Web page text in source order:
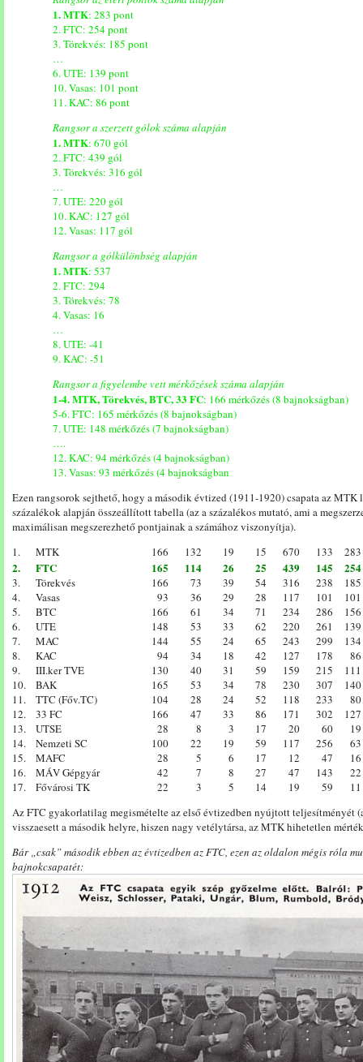
1. MTK: 283 pont
2. FTC: 254 pont
3. Törekvés: 185 pont
…
6. UTE: 139 pont
10. Vasas: 101 pont
11. KAC: 86 pont
Rangsor a szerzett gólok száma alapján
1. MTK: 670 gól
2. FTC: 439 gól
3. Törekvés: 316 gól
…
7. UTE: 220 gól
10. KAC: 127 gól
12. Vasas: 117 gól
Rangsor a gólkülönbség alapján
1. MTK: 537
2. FTC: 294
3. Törekvés: 78
4. Vasas: 16
…
8. UTE: -41
9. KAC: -51
Rangsor a figyelembe vett mérkőzések száma alapján
1-4. MTK, Törekvés, BTC, 33 FC: 166 mérkőzés (8 bajnokságban)
5-6. FTC: 165 mérkőzés (8 bajnokságban)
7. UTE: 148 mérkőzés (7 bajnokságban)
….
12. KAC: 94 mérkőzés (4 bajnokságban)
13. Vasas: 93 mérkőzés (4 bajnokságban
Ezen rangsorok sejthető, hogy a második évtized (1911-1920) csapata az
százalékok alapján összeállított tabella (az a százalékos mutató, ami a
maximálisan megszerezhető pontjainak a számához viszonyítja).
1.
MTK 166 132 19 15 670 133 283
2. FTC 165 114 26 25 439 145 254
3. Törekvés 166 73 39 54 316 238
185
4.
Vasas 93 36 29 28 117 101
101
5.
BTC 166 61 34 71 234 286
156
6.
UTE 148 53 33 62 220 261
139
7.
MAC 144 55 24 65 243 299
134
8.
KAC 94 34 18 42 127 178
86
9.
III.ker TVE 130 40 31 59 159 215
111
10.
BAK 165 53 34 78 230 307
140
11.
TTC (Főv.TC) 104 28 24 52 118 233
80
12.
33 FC 166 47 33 86 171 302
127
13.
UTSE 28 8 3 17 20 60
19
14.
Nemzeti SC 100 22 19 59 117 256
63
15.
MAFC 28 5 6 17 12 47
16
16.
MÁV Gépgyár 42 7 8 27 47 143
22
17.
Fővárosi TK 22 3 5 14 19 59
11
Az FTC gyakorlatilag megismételte az első évtizedben nyújtott teljesítményét
visszaesett a második helyre, hiszen nagy vetélytársa, az MTK hihetetlen
Bár „csak” második ebben az évtizedben az FTC, ezen az oldalon mégis róla
bajnokcsapatét: